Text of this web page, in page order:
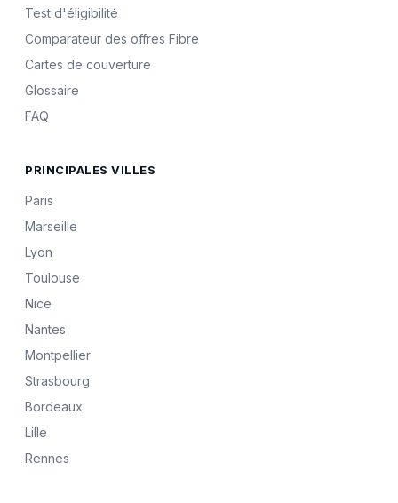
Test d'éligibilité
Comparateur des offres Fibre
Cartes de couverture
Glossaire
FAQ
PRINCIPALES VILLES
Paris
Marseille
Lyon
Toulouse
Nice
Nantes
Montpellier
Strasbourg
Bordeaux
Lille
Rennes